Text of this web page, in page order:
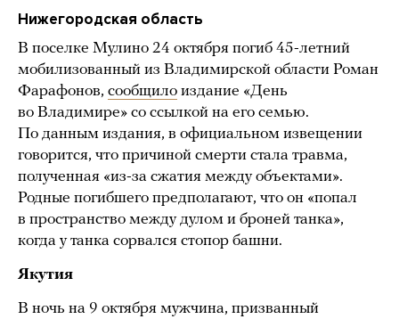
Нижегородская область
В поселке Мулино 24 октября погиб 45-летний
мобилизованный из Владимирской области Роман
Фарафонов, сообщило издание «День
во Владимире» со ссылкой на его семью.
По данным издания, в официальном извещении
говорится, что причиной смерти стала травма,
полученная «из-за сжатия между объектами».
Родные погибшего предполагают, что он «попал
в пространство между дулом и броней танка»,
когда у танка сорвался стопор башни.
Якутия
В ночь на 9 октября мужчина, призванный